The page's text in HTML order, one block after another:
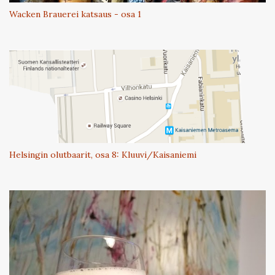
Wacken Brauerei katsaus - osa 1
Helsingin olutbaarit, osa 8: Kluuvi/Kaisaniemi